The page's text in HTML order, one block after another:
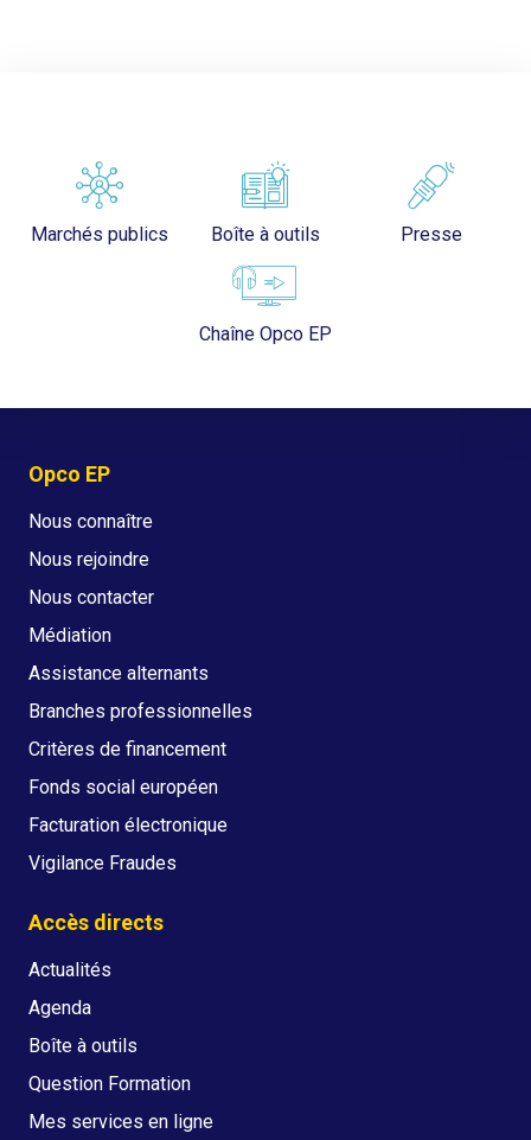
Marchés publics Boîte à outils Presse
Chaîne Opco EP
Opco EP
Nous connaître
Nous rejoindre
Nous contacter
Médiation
Assistance alternants
Branches professionnelles
Critères de financement
Fonds social européen
Facturation électronique
Vigilance Fraudes
Accès directs
Actualités
Agenda
Boîte à outils
Question Formation
Mes services en ligne